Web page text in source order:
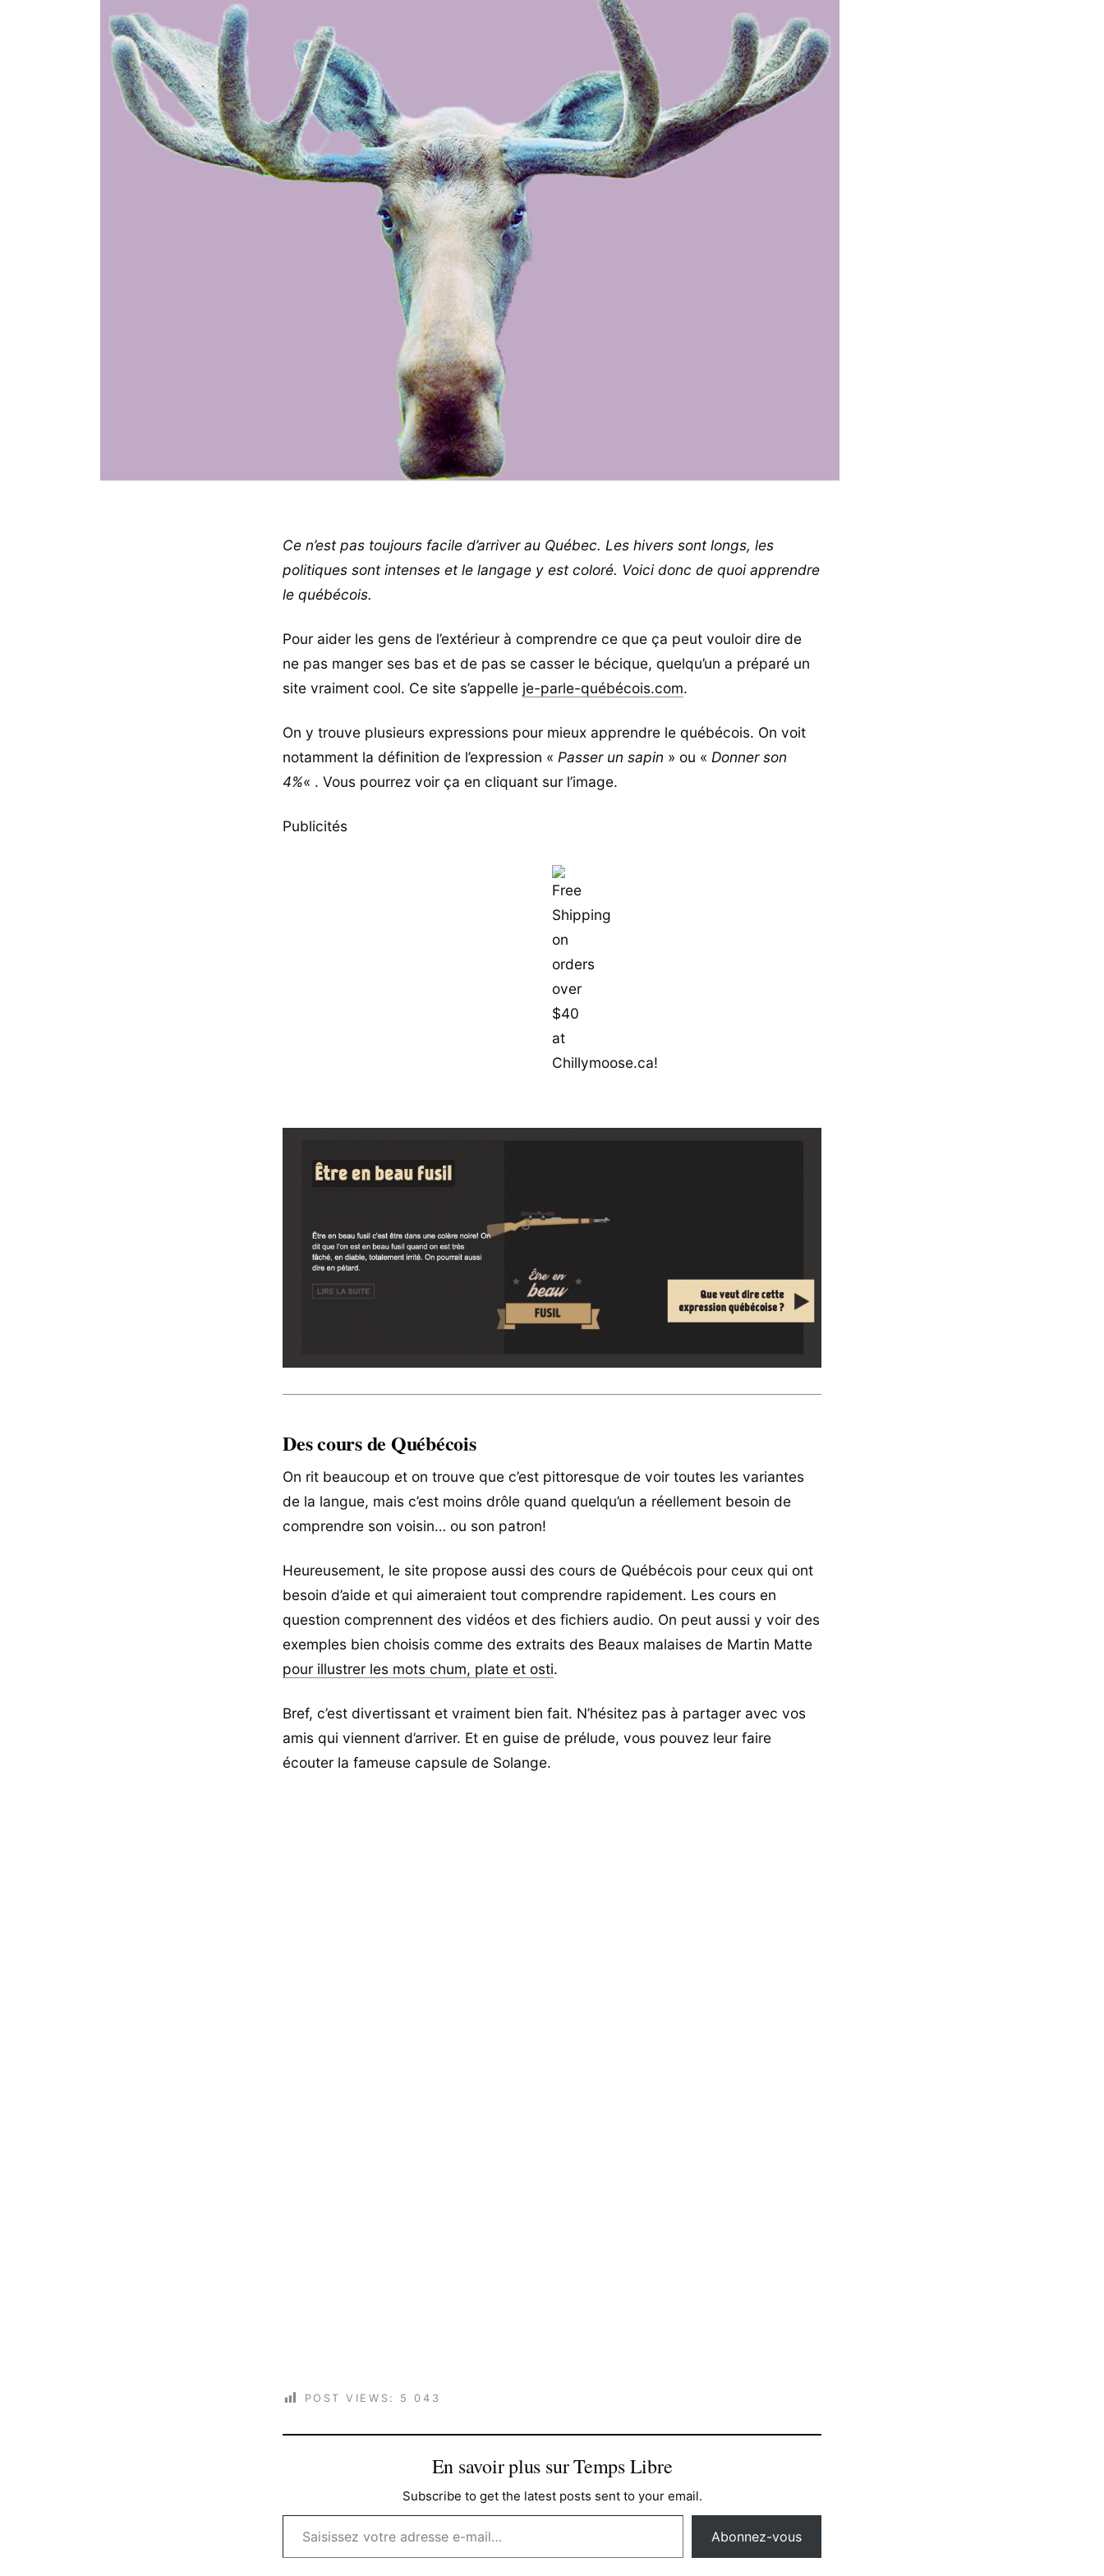
Ce n’est pas toujours facile d’arriver au Québec. Les hivers sont longs, les
politiques sont intenses et le langage y est coloré. Voici donc de quoi apprendre
le québécois.
Pour aider les gens de l’extérieur à comprendre ce que ça peut vouloir dire de
ne pas manger ses bas et de pas se casser le bécique, quelqu’un a préparé un
site vraiment cool. Ce site s’appelle je-parle-québécois.com.
On y trouve plusieurs expressions pour mieux apprendre le québécois. On voit
notamment la définition de l’expression « Passer un sapin » ou « Donner son
4%« . Vous pourrez voir ça en cliquant sur l’image.
Publicités
Des cours de Québécois
On rit beaucoup et on trouve que c’est pittoresque de voir toutes les variantes
de la langue, mais c’est moins drôle quand quelqu’un a réellement besoin de
comprendre son voisin… ou son patron!
Heureusement, le site propose aussi des cours de Québécois pour ceux qui ont
besoin d’aide et qui aimeraient tout comprendre rapidement. Les cours en
question comprennent des vidéos et des fichiers audio. On peut aussi y voir des
exemples bien choisis comme des extraits des Beaux malaises de Martin Matte
pour illustrer les mots chum, plate et osti.
Bref, c’est divertissant et vraiment bien fait. N’hésitez pas à partager avec vos
amis qui viennent d’arriver. Et en guise de prélude, vous pouvez leur faire
écouter la fameuse capsule de Solange.
POST VIEWS: 5 043
En savoir plus sur Temps Libre
Subscribe to get the latest posts sent to your email.
Saisissez votre adresse e-mail…
Abonnez-vous